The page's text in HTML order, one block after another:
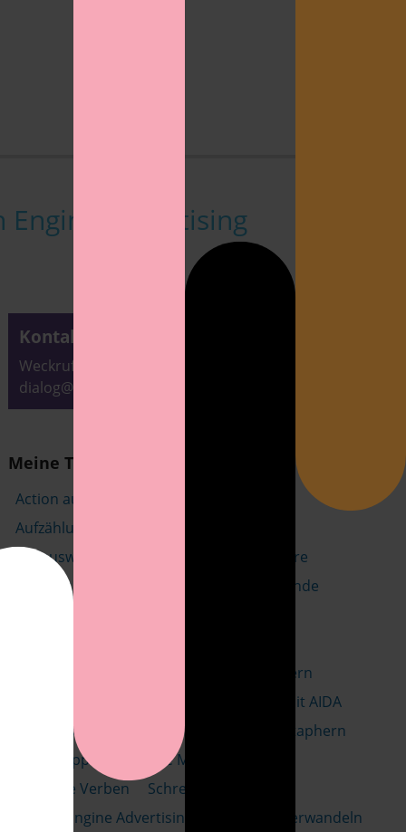
Engine Advertising
Kontakt
Weckruf: 0172 7787493
dialog@textwecker.de
Meine Themen
Action aus AIDA
Aufzählungen
Bildauswahl
Desire
Elevator Pitch
falsche Freunde
Ideen speichern
Interesse wecken mit AIDA
Kundenkommunikation
Metaphern
Mindmapping
Online Marketing
Schlanke Verben
Schreibfluss
Search Engine Advertising
Shitstorm verwandeln